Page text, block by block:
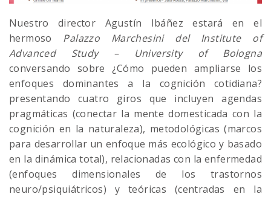
Nuestro director Agustín Ibáñez estará en el
hermoso Palazzo Marchesini del Institute of
Advanced Study – University of Bologna
conversando sobre ¿Cómo pueden ampliarse los
enfoques dominantes a la cognición cotidiana?
presentando cuatro giros que incluyen agendas
pragmáticas (conectar la mente domesticada con la
cognición en la naturaleza), metodológicas (marcos
para desarrollar un enfoque más ecológico y basado
en la dinámica total), relacionadas con la enfermedad
(enfoques dimensionales de los trastornos
neuro/psiquiátricos) y teóricas (centradas en la